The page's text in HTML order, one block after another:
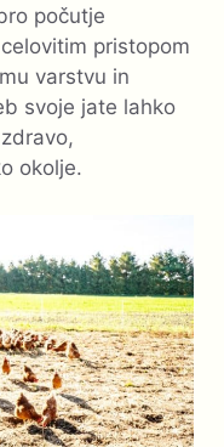
počutje
pristopom
varstvu in
svoje jate lahko
okolje.